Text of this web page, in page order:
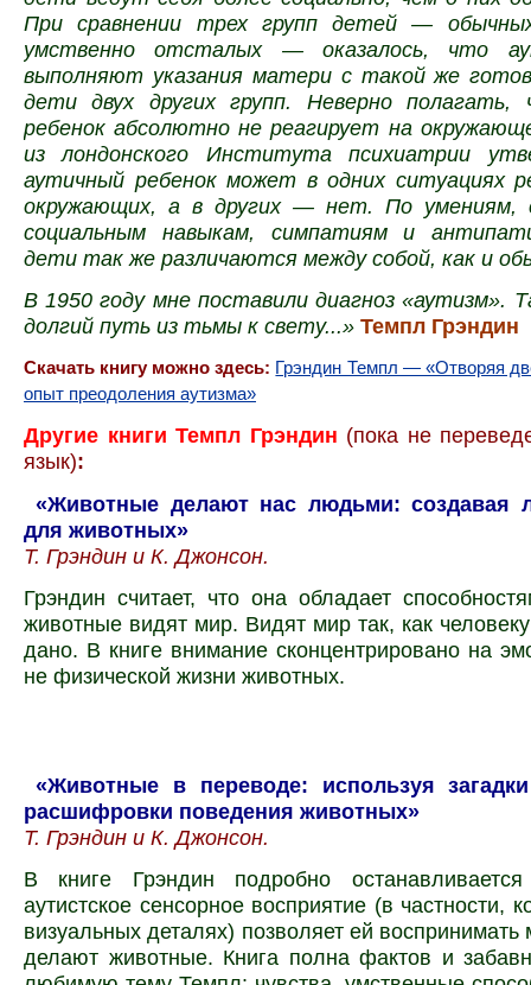
При сравнении трех групп детей —
умственно отсталых — оказалось, что
выполняют указания матери с такой же
дети двух других групп. Неверно полагать,
ребенок абсолютно не реагирует на
из лондонского Института психиатрии
аутичный ребенок может в одних ситуациях
окружающих, а в других — нет. По умениям,
социальным навыкам, симпатиям и
дети так же различаются между собой, как и
В 1950 году мне поставили диагноз «аутизм».
долгий путь из тьмы к свету...» Темпл Грэндин
Скачать книгу можно здесь: Грэндин Темпл — «Отворяя
опыт преодоления аутизма»
Другие книги Темпл Грэндин (пока не
язык):
«Животные делают нас людьми: создавая
для животных»
Т. Грэндин и К. Джонсон.
Грэндин считает, что она обладает
животные видят мир. Видят мир так, как
дано. В книге внимание сконцентрировано на
не физической жизни животных.
«Животные в переводе: используя
расшифровки поведения животных»
Т. Грэндин и К. Джонсон.
В книге Грэндин подробно
аутистское сенсорное восприятие (в частности,
визуальных деталях) позволяет ей воспринимать
делают животные. Книга полна фактов и